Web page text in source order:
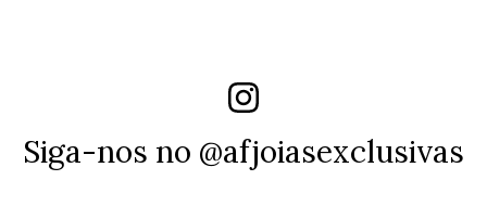
Siga-nos no @afjoiasexclusivas